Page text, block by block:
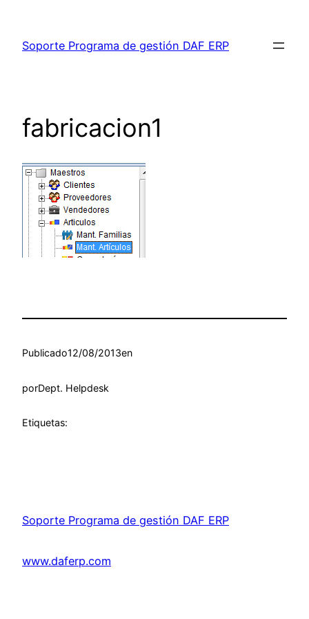
contenido
Soporte Programa de gestión DAF ERP
fabricacion1
Publicado12/08/2013en
porDept. Helpdesk
Etiquetas:
Soporte Programa de gestión DAF ERP
www.daferp.com